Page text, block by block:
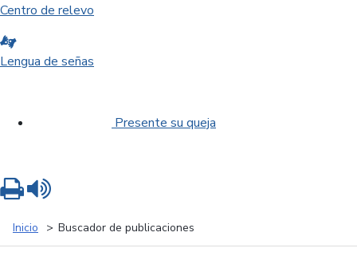
Centro de relevo
Lengua de señas
Presente su queja
Inicio Buscador de publicaciones
Imprimir